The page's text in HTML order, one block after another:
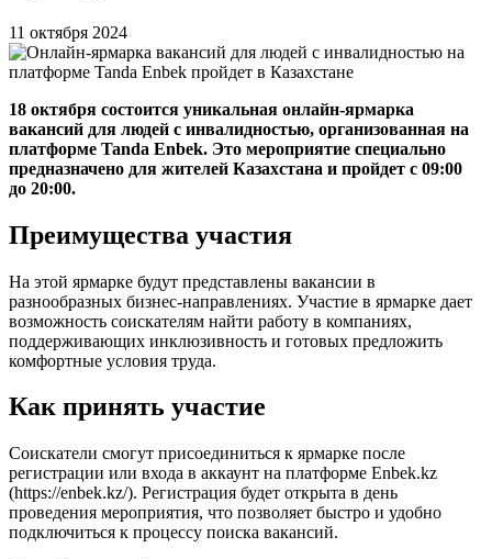
11 октября 2024
18 октября состоится уникальная онлайн-ярмарка
вакансий для людей с инвалидностью, организованная на
платформе Tanda Enbek. Это мероприятие специально
предназначено для жителей Казахстана и пройдет с 09:00
до 20:00.
Преимущества участия
На этой ярмарке будут представлены вакансии в
разнообразных бизнес-направлениях. Участие в ярмарке дает
возможность соискателям найти работу в компаниях,
поддерживающих инклюзивность и готовых предложить
комфортные условия труда.
Как принять участие
Соискатели смогут присоединиться к ярмарке после
регистрации или входа в аккаунт на платформе Enbek.kz
(https://enbek.kz/). Регистрация будет открыта в день
проведения мероприятия, что позволяет быстро и удобно
подключиться к процессу поиска вакансий.